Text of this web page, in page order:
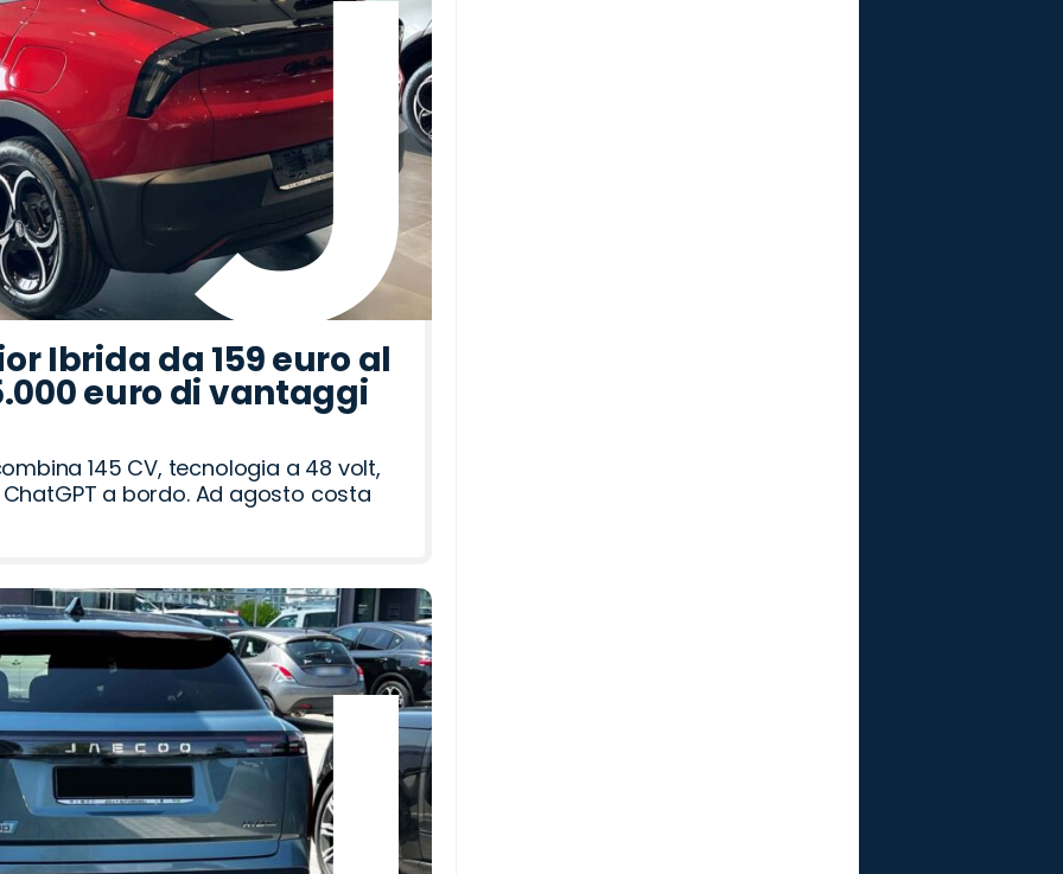
Ibrida da 159 euro al
euro di vantaggi
145 CV, tecnologia a 48 volt,
a bordo. Ad agosto costa